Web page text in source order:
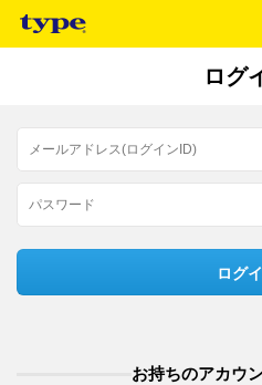
ログ
ログ
お持ちのアカウ